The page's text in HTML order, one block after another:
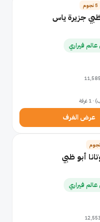
5 نجوم
جزيرة ياس
عرض الغرف
أبو ظبي